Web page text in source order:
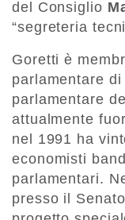
del Consiglio
“segreteria
Goretti è
parlamentare
parlamentare
attualmente
nel 1991 ha
economisti
parlamentari.
presso il